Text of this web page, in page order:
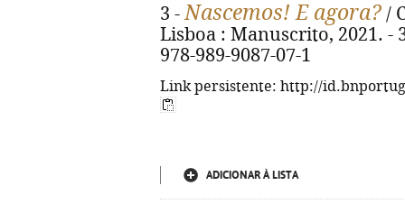
3 -Nascemos! E agora? /
Lisboa : Manuscrito, 2021. -
978-989-9087-07-1
Link persistente: http://
ADICIONAR À LISTA